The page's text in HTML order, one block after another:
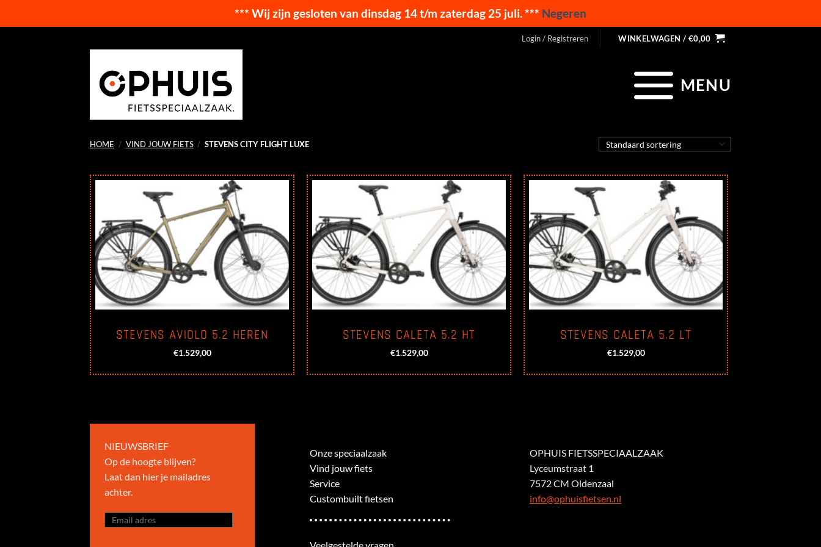
*** Wij zijn gesloten van dinsdag 14 t/m zaterdag 25 juli. *** Negeren
Login / Registreren WINKELWAGEN / €0,00
MENU
HOME / VIND JOUW FIETS / STEVENS CITY FLIGHT LUXE
STEVENS AVIOLO 5.2 HEREN
€1.529,00
STEVENS CALETA 5.2 HT
€1.529,00
STEVENS CALETA 5.2 LT
€1.529,00
NIEUWSBRIEF
Op de hoogte blijven?
Laat dan hier je mailadres
achter.
Onze speciaalzaak
Vind jouw fiets
Service
Custombuilt fietsen
OPHUIS FIETSSPECIAALZAAK
Lyceumstraat 1
7572 CM Oldenzaal
info@ophuisfietsen.nl